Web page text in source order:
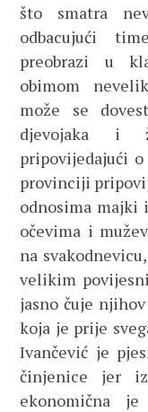
što smatra
odbacujući
preobrazi u
obimom
može se
djevojaka i
pripovijedajući
provinciji
odnosima majki
očevima i
na
velikim
jasno čuje
koja je prije
Ivančević je
činjenice jer
ekonomična